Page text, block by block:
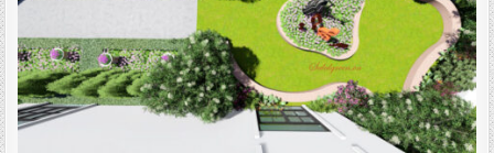
TẦNG
LÊ
ĐỨC
THỌ